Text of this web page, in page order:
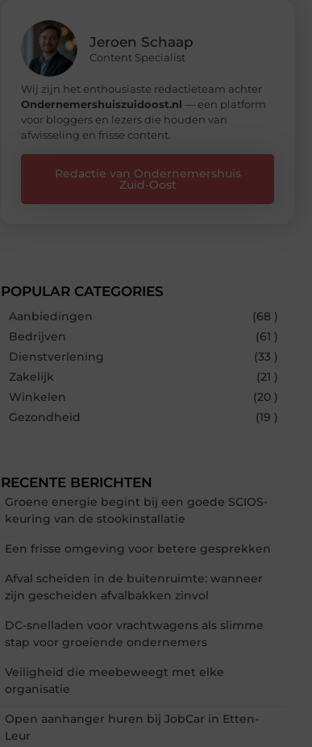
Jeroen Schaap
Content Specialist
Wij zijn het enthousiaste redactieteam achter
Ondernemershuiszuidoost.nl — een platform
voor bloggers en lezers die houden van
afwisseling en frisse content.
Redactie van Ondernemershuis
Zuid-Oost
POPULAR CATEGORIES
Aanbiedingen
(68 )
Bedrijven
(61 )
Dienstverlening
(33 )
Zakelijk
(21 )
Winkelen
(20 )
Gezondheid
(19 )
RECENTE BERICHTEN
Groene energie begint bij een goede SCIOS-
keuring van de stookinstallatie
Een frisse omgeving voor betere gesprekken
Afval scheiden in de buitenruimte: wanneer
zijn gescheiden afvalbakken zinvol
DC-snelladen voor vrachtwagens als slimme
stap voor groeiende ondernemers
Veiligheid die meebeweegt met elke
organisatie
Open aanhanger huren bij JobCar in Etten-
Leur